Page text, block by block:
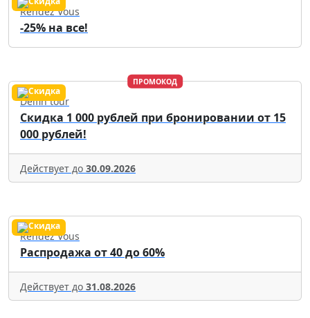
Rendez Vous
-25% на все!
ПРОМОКОД
Delfin tour
Скидка 1 000 рублей при бронировании от 15
000 рублей!
Действует до 30.09.2026
Rendez Vous
Распродажа от 40 до 60%
Действует до 31.08.2026